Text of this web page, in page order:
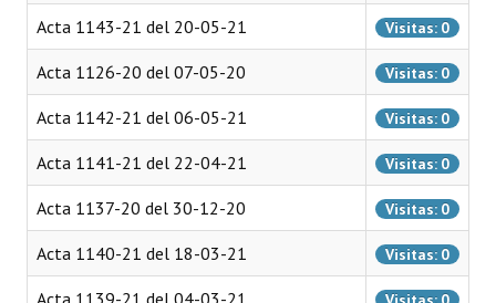
Antiguos Pobladores - Registro
Reconocimientos - Registro
Bariloche, Municipio intercultural
Entrega de distinciones
Acta 1143-21 del 20-05-21 Visitas: 0
Acta 1126-20 del 07-05-20 Visitas: 0
Acta 1142-21 del 06-05-21 Visitas: 0
Acta 1141-21 del 22-04-21 Visitas: 0
Acta 1137-20 del 30-12-20 Visitas: 0
Acta 1140-21 del 18-03-21 Visitas: 0
Acta 1139-21 del 04-03-21